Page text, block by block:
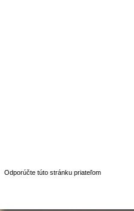
Odporúčte túto stránku priateľom